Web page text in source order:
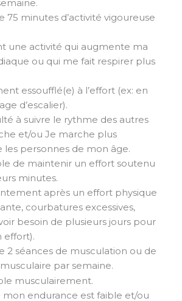
75 minutes d’activité vigoureuse
une activité qui augmente ma
ou qui me fait respirer plus
essoufflé(e) à l’effort (ex: en
d’escalier).
à suivre le rythme des autres
et/ou Je marche plus
personnes de mon âge.
de maintenir un effort soutenu
minutes.
après un effort physique
courbatures excessives,
besoin de plusieurs jours pour
effort).
2 séances de musculation ou de
par semaine.
musculairement.
mon endurance est faible et/ou